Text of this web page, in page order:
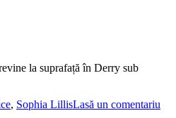
la suprafață în Derry sub
, Sophia LillisLasă un comentariu